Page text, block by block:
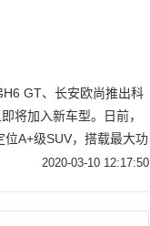
GT、长安欧尚推出科
将加入新车型。日前，
A+级SUV，搭载最大功
2020-03-10 12:17:50